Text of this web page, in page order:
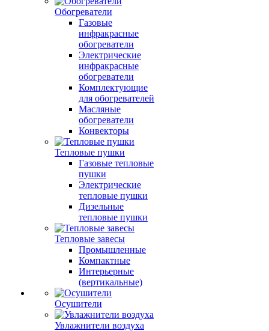
Обогреватели
Газовые
инфракрасные
обогреватели
Электрические
инфракрасные
обогреватели
Комплектующие
для обогревателей
Масляные
обогреватели
Конвекторы
Тепловые пушки
Газовые тепловые
пушки
Электрические
тепловые пушки
Дизельные
тепловые пушки
Тепловые завесы
Промышленные
Компактные
Интерьерные
(вертикальные)
Осушители
Увлажнители воздуха